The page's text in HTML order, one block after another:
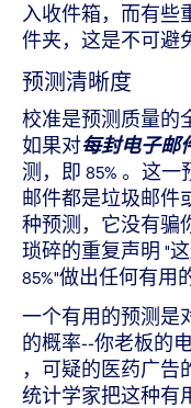
入收件箱，而有些
件夹，这是不可避
预测清晰度
校准是预测质量的
如果对每封电子邮
测，即 85% 。这
邮件都是垃圾邮件
种预测，它没有骗
琐碎的重复声明 "
85%"做出任何有用
一个有用的预测是
的概率--你老板的
，可疑的医药广告
统计学家把这种有